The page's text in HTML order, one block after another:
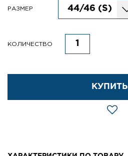
РАЗМЕР 44/46 (S)
КОЛИЧЕСТВО
КУПИТЬ